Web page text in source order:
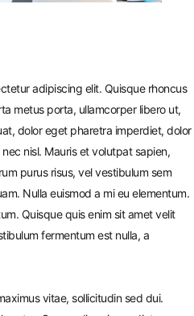
adipiscing elit. Quisque rhoncus
metus porta, ullamcorper libero ut,
dolor eget pharetra imperdiet, dolor
nisl. Mauris et volutpat sapien,
purus risus, vel vestibulum sem
Nulla euismod a mi eu elementum.
Quisque quis enim sit amet velit
fermentum est nulla, a
vitae, sollicitudin sed dui.